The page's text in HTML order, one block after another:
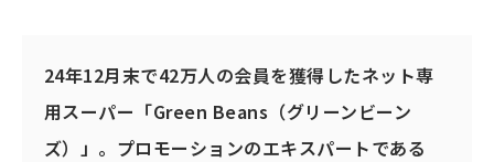
24年12月末で42万人の会員を獲得したネット専
用スーパー「Green Beans（グリーンビーン
ズ）」。プロモーションのエキスパートである